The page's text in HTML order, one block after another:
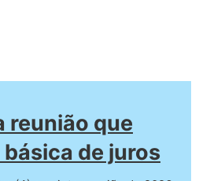
reunião que
de juros